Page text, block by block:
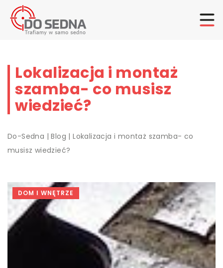
Lokalizacja i montaż
szamba- co musisz
wiedzieć?
Do-Sedna |Blog |Lokalizacja i montaż szamba- co
musisz wiedzieć?
DOM I WNĘTRZE